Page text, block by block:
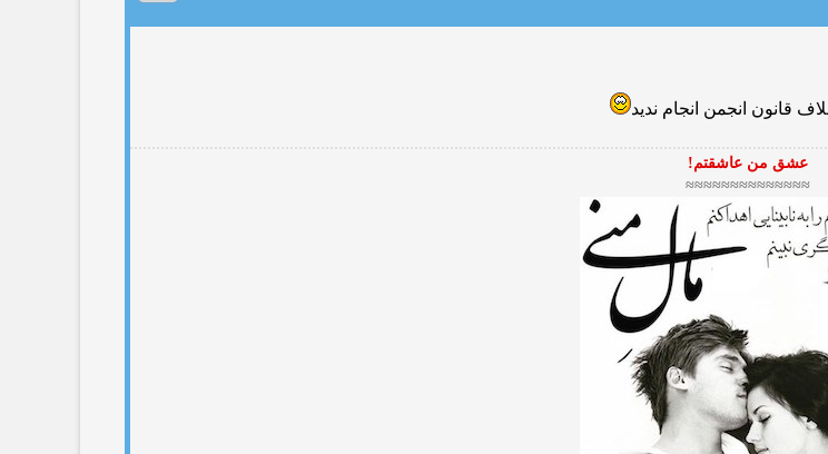
قانون انجمن انجام ندید
عشق من عاشقتم!
≈≈≈≈≈≈≈≈≈≈≈≈≈≈